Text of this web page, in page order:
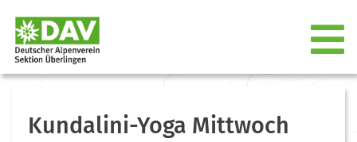
Kundalini-Yoga Mittwoch